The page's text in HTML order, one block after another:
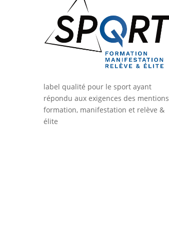
label qualité pour le sport ayant
répondu aux exigences des mentions
formation, manifestation et relève &
élite